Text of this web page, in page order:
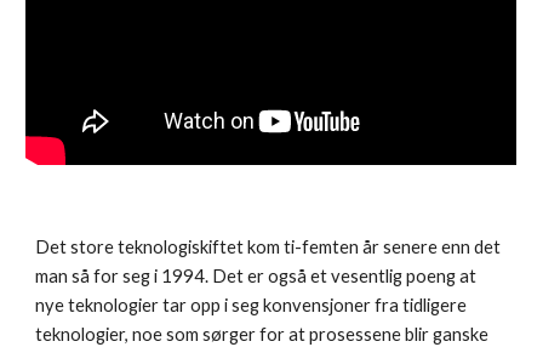
Det store teknologiskiftet kom ti-femten år senere enn det
man så for seg i 1994. Det er også et vesentlig poeng at
nye teknologier tar opp i seg konvensjoner fra tidligere
teknologier, noe som sørger for at prosessene blir ganske